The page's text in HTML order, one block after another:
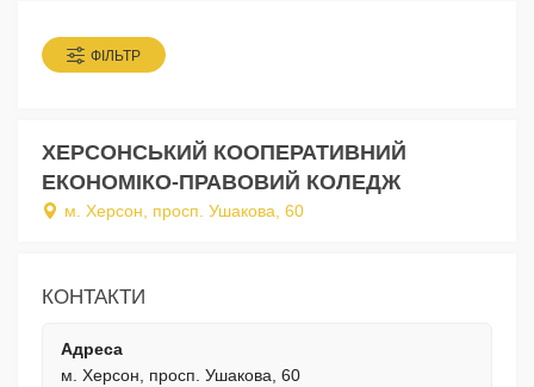
ФІЛЬТР
ХЕРСОНСЬКИЙ КООПЕРАТИВНИЙ
ЕКОНОМІКО-ПРАВОВИЙ КОЛЕДЖ
м. Херсон, просп. Ушакова, 60
КОНТАКТИ
Адреса
м. Херсон, просп. Ушакова, 60